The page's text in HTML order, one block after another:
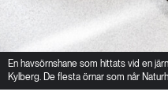
En havsörnshane som hittats vid en
Kylberg. De flesta örnar som når